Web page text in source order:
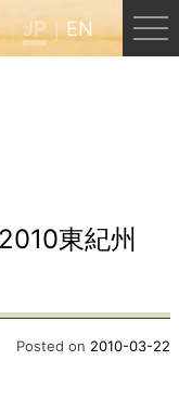
JP EN
東紀州
Posted on 2010-03-22